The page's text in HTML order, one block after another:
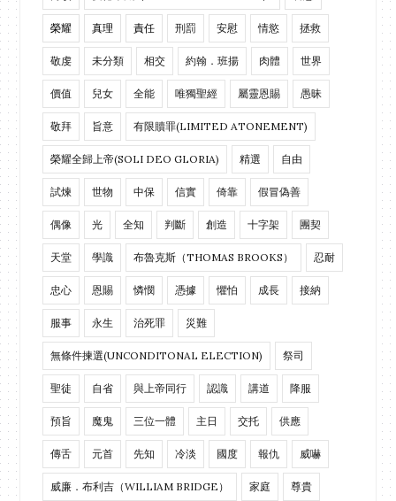
榮耀 真理 責任 刑罰 安慰 情慾 拯救
敬虔 未分類 相交 約翰．班揚 肉體 世界
價值 兒女 全能 唯獨聖經 屬靈恩賜 愚昧
敬拜 旨意 有限贖罪(LIMITED ATONEMENT)
榮耀全歸上帝(SOLI DEO GLORIA) 精選 自由
試煉 世物 中保 信實 倚靠 假冒偽善
偶像 光 全知 判斷 創造 十字架 團契
天堂 學識 布魯克斯（THOMAS BROOKS） 忍耐
忠心 恩賜 憐憫 憑據 懼怕 成長 接納
服事 永生 治死罪 災難
無條件揀選(UNCONDITONAL ELECTION) 祭司
聖徒 自省 與上帝同行 認識 講道 降服
預旨 魔鬼 三位一體 主日 交托 供應
傳舌 元首 先知 冷淡 國度 報仇 威嚇
威廉．布利吉（WILLIAM BRIDGE） 家庭 尊貴